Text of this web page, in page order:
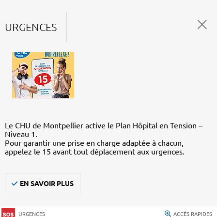
URGENCES
Le CHU de Montpellier active le Plan Hôpital en Tension –
Niveau 1.
Pour garantir une prise en charge adaptée à chacun,
appelez le 15 avant tout déplacement aux urgences.
EN SAVOIR PLUS
URGENCES ACCÈS RAPIDES